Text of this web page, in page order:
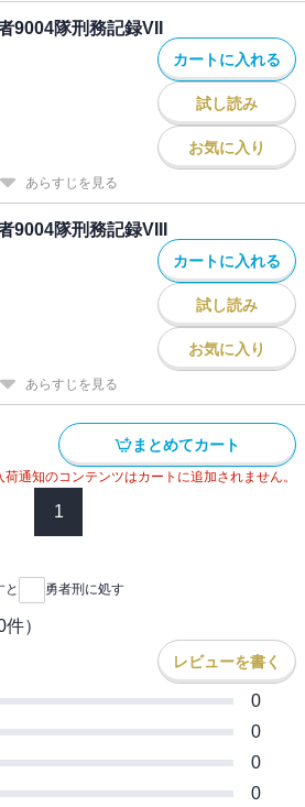
隊刑務記録VII
カートに入れる
試し読み
お気に入り
あらすじを見る
隊刑務記録VIII
カートに入れる
試し読み
お気に入り
あらすじを見る
まとめてカート
通知のコンテンツはカートに追加されません。
1
と 勇者刑に処す
件）
レビューを書く
0
0
0
0